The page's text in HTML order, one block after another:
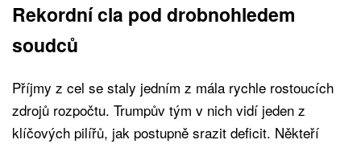
Rekordní cla pod drobnohledem
soudců
Příjmy z cel se staly jedním z mála rychle rostoucích
zdrojů rozpočtu. Trumpův tým v nich vidí jeden z
klíčových pilířů, jak postupně srazit deficit. Někteří